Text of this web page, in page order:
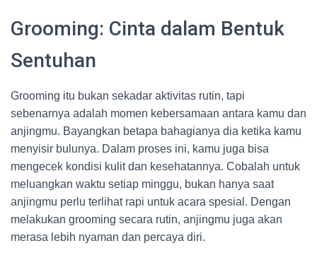
Grooming: Cinta dalam Bentuk
Sentuhan
Grooming itu bukan sekadar aktivitas rutin, tapi
sebenarnya adalah momen kebersamaan antara kamu dan
anjingmu. Bayangkan betapa bahagianya dia ketika kamu
menyisir bulunya. Dalam proses ini, kamu juga bisa
mengecek kondisi kulit dan kesehatannya. Cobalah untuk
meluangkan waktu setiap minggu, bukan hanya saat
anjingmu perlu terlihat rapi untuk acara spesial. Dengan
melakukan grooming secara rutin, anjingmu juga akan
merasa lebih nyaman dan percaya diri.